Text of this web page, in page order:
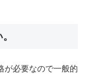
が必要なので一般的